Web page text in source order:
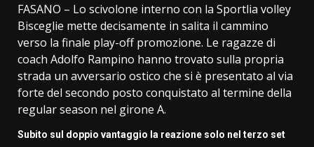
FASANO – Lo scivolone interno con la Sportlia volley
Bisceglie mette decisamente in salita il cammino
verso la finale play-off promozione. Le ragazze di
coach Adolfo Rampino hanno trovato sulla propria
strada un avversario ostico che si è presentato al via
forte del secondo posto conquistato al termine della
regular season nel girone A.
Subito sul doppio vantaggio la reazione solo nel terzo set